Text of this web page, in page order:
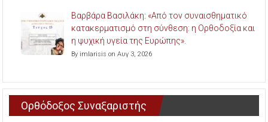
Βαρβάρα Βασιλάκη: «Από τον συναισθηματικό
κατακερματισμό στη σύνθεση: η Ορθοδοξία και
η ψυχική υγεία της Ευρώπης».
By imlarisis on Αυγ 3, 2026
Ορθόδοξος Συναξαριστής